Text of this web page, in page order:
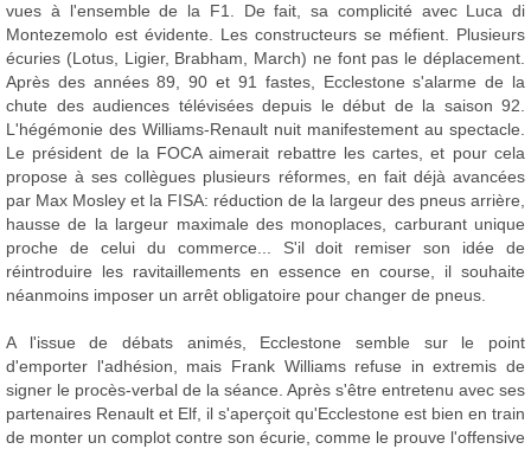
vues à l'ensemble de la F1. De fait, sa complicité avec Luca di
Montezemolo est évidente. Les constructeurs se méfient. Plusieurs
écuries (Lotus, Ligier, Brabham, March) ne font pas le déplacement.
Après des années 89, 90 et 91 fastes, Ecclestone s'alarme de la
chute des audiences télévisées depuis le début de la saison 92.
L'hégémonie des Williams-Renault nuit manifestement au spectacle.
Le président de la FOCA aimerait rebattre les cartes, et pour cela
propose à ses collègues plusieurs réformes, en fait déjà avancées
par Max Mosley et la FISA: réduction de la largeur des pneus arrière,
hausse de la largeur maximale des monoplaces, carburant unique
proche de celui du commerce... S'il doit remiser son idée de
réintroduire les ravitaillements en essence en course, il souhaite
néanmoins imposer un arrêt obligatoire pour changer de pneus.
A l'issue de débats animés, Ecclestone semble sur le point
d'emporter l'adhésion, mais Frank Williams refuse in extremis de
signer le procès-verbal de la séance. Après s'être entretenu avec ses
partenaires Renault et Elf, il s'aperçoit qu'Ecclestone est bien en train
de monter un complot contre son écurie, comme le prouve l'offensive